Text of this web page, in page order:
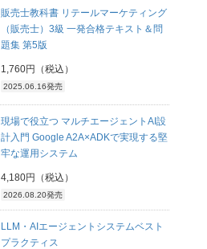
販売士教科書 リテールマーケティング
（販売士）3級 一発合格テキスト＆問
題集 第5版
1,760円（税込）
2025.06.16発売
現場で役立つ マルチエージェントAI設
計入門 Google A2A×ADKで実現する堅
牢な運用システム
4,180円（税込）
2026.08.20発売
LLM・AIエージェントシステムベスト
プラクティス